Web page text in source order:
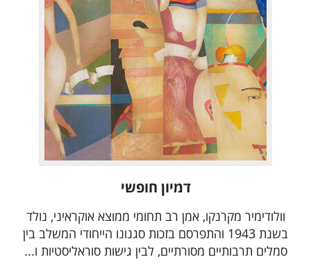
דמיון חופשי
וולודימיר מקרנקו, אמן רב תחומי ממוצא אוקראיני, נולד
בשנת 1943 והתפרסם בזכות סגנונו הייחודי המשלב בין
סמלים תרבותיים מסורתיים, לבין גישות סוראליסטיות ו...